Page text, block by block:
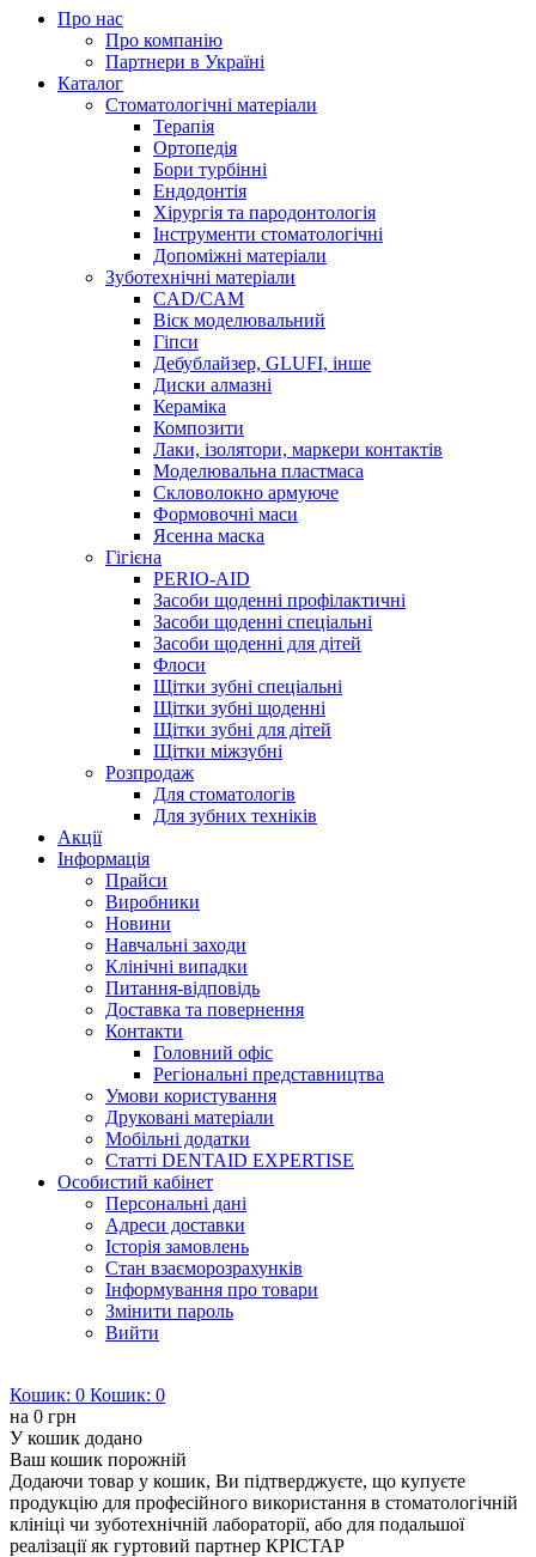
Про нас
Про компанію
Партнери в Україні
Каталог
Стоматологічні матеріали
Терапія
Ортопедія
Бори турбінні
Ендодонтія
Хірургія та пародонтологія
Інструменти стоматологічні
Допоміжні матеріали
Зуботехнічні матеріали
CAD/CAM
Віск моделювальний
Гіпси
Дебублайзер, GLUFI, інше
Диски алмазні
Кераміка
Композити
Лаки, ізолятори, маркери контактів
Моделювальна пластмаса
Скловолокно армуюче
Формовочні маси
Ясенна маска
Гігієна
PERIO-AID
Засоби щоденні профілактичні
Засоби щоденні спеціальні
Засоби щоденні для дітей
Флоси
Щітки зубні спеціальні
Щітки зубні щоденні
Щітки зубні для дітей
Щітки міжзубні
Розпродаж
Для стоматологів
Для зубних техніків
Акції
Інформація
Прайси
Виробники
Новини
Навчальні заходи
Клінічні випадки
Питання-відповідь
Доставка та повернення
Контакти
Головний офіс
Регіональні представництва
Умови користування
Друковані матеріали
Мобільні додатки
Статті DENTAID EXPERTISE
Особистий кабінет
Персональні дані
Адреси доставки
Історія замовлень
Стан взаєморозрахунків
Інформування про товари
Змінити пароль
Вийти
Кошик: 0 Кошик: 0
на 0 грн
У кошик додано
Ваш кошик порожній
Додаючи товар у кошик, Ви підтверджуєте, що купуєте
продукцію для професійного використання в стоматологічній
клініці чи зуботехнічній лабораторії, або для подальшої
реалізації як гуртовий партнер КРІСТАР